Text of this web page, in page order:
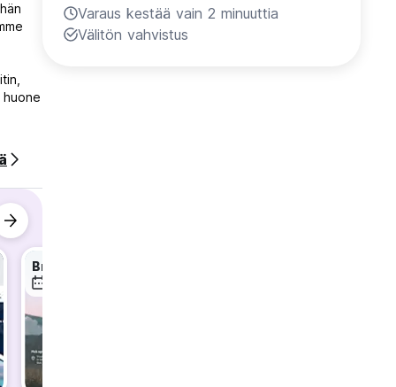
tai
joka
Varaus kestää vain 2 minuuttia
Välitön vahvistus